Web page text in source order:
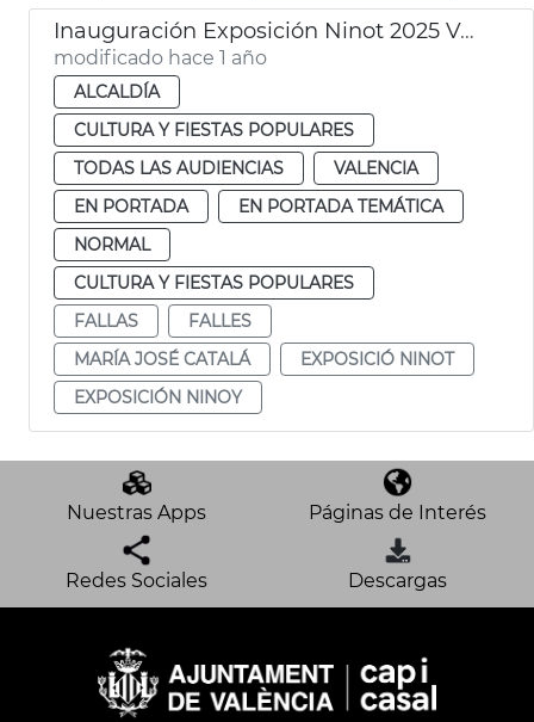
Inauguración Exposición Ninot 2025 València
modificado hace 1 año
ALCALDÍA
CULTURA Y FIESTAS POPULARES
TODAS LAS AUDIENCIAS
VALENCIA
EN PORTADA
EN PORTADA TEMÁTICA
NORMAL
CULTURA Y FIESTAS POPULARES
FALLAS
FALLES
MARÍA JOSÉ CATALÁ
EXPOSICIÓ NINOT
EXPOSICIÓN NINOY
Nuestras Apps Páginas de Interés
Redes Sociales Descargas